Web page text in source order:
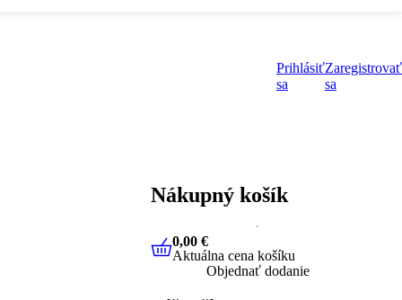
Prihlásiť
sa
Zaregistrovať
sa
Nákupný košík
0,00 €Aktuálna cena košíku
0,00 €
Aktuálna cena košíku
Objednať dodanie